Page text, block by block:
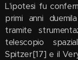
L'ipotesi fu
primi anni
tramite
telescopio
Spitzer[17] e il